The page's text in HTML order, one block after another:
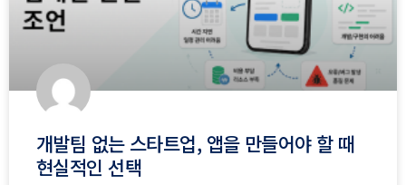
개발팀 없는 스타트업, 앱을 만들어야 할 때
현실적인 선택